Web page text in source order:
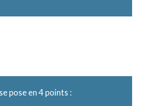
pose en 4 points :